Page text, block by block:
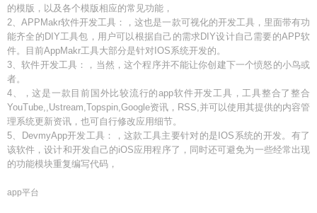
的模版，以及各个模版相应的常见功能，
2、APPMakr软件开发工具：，这也是一款可视化的开发工具，里面带有功
能齐全的DIY工具包，用户可以根据自己的需求DIY设计自己需要的APP软
件。目前AppMakr工具大部分是针对IOS系统开发的。
3、软件开发工具：，当然，这个程序并不能让你创建下一个愤怒的小鸟或
者。
4、，这是一款目前国外比较流行的app软件开发工具，工具整合了整合
YouTube,,Ustream,Topspin,Google资讯，RSS,并可以使用其提供的内容管
理系统更新资讯，也可自行修改应用细节。
5、DevmyApp开发工具：，这款工具主要针对的是IOS系统的开发。有了
该软件，设计和开发自己的iOS应用程序了，同时还可避免为一些经常出现
的功能模块重复编写代码，
app平台